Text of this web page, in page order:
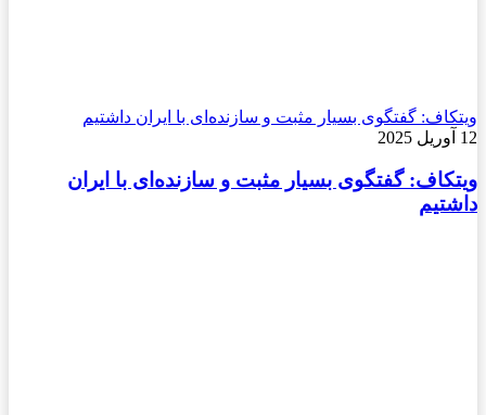
ویتکاف: گفتگوی بسیار مثبت و سازنده‌ای با ایران داشتیم
12 آوریل 2025
ویتکاف: گفتگوی بسیار مثبت و سازنده‌ای با ایران
داشتیم